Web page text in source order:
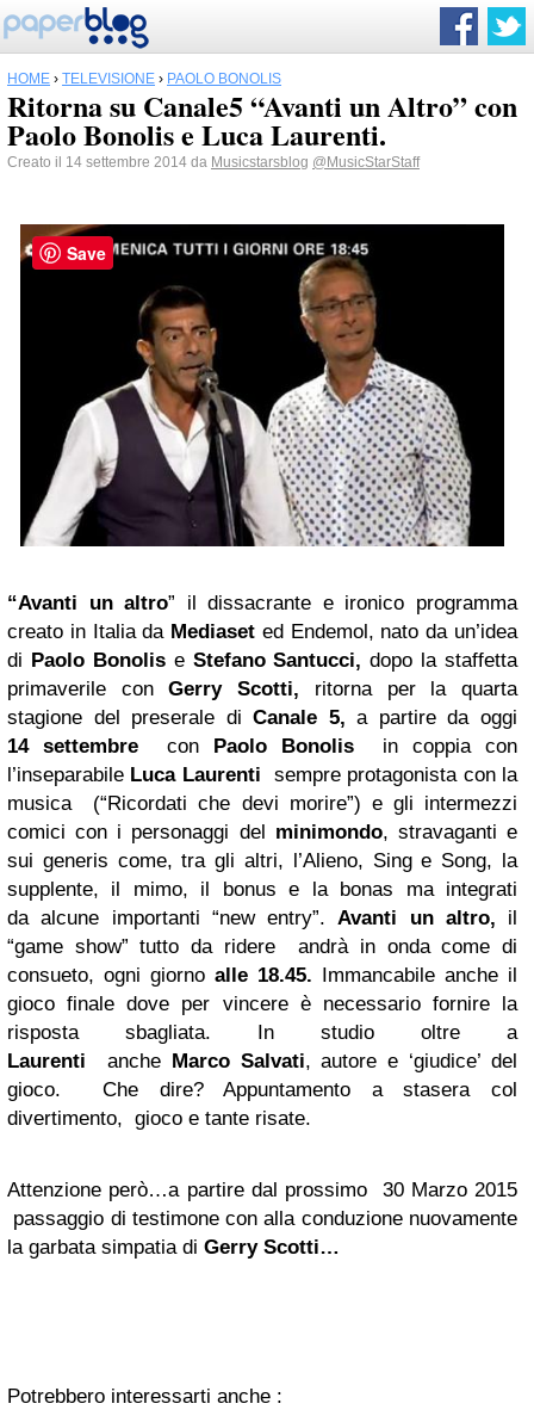
HOME › TELEVISIONE › PAOLO BONOLIS
Ritorna su Canale5 “Avanti un Altro” con
Paolo Bonolis e Luca Laurenti.
Creato il 14 settembre 2014 da Musicstarsblog @MusicStarStaff
“Avanti un altro” il dissacrante e ironico programma
creato in Italia da Mediaset ed Endemol, nato da un’idea
di Paolo Bonolise Stefano Santucci,dopo la staffetta
primaverile conGerry Scotti, ritorna per la quarta
stagione del preserale diCanale 5,a partire da oggi
14
settembre con Paolo Bonolis in coppia con
l’inseparabile Luca Laurenti sempre protagonista con la
musica (“Ricordati che devi morire”) e gli intermezzi
comici con i personaggi del minimondo, stravaganti e
sui generis come, tra gli altri, l’Alieno, Sing e Song, la
supplente, il mimo, il bonus e la bonas ma integrati
da alcune importanti “new entry”.Avanti un altro, il
“game show” tutto da ridere andrà in onda come di
consueto, ogni giorno alle 18.45. Immancabile anche il
gioco finale dove per vincere è necessario fornire la
risposta sbagliata. In studio oltre a
Laurenti anche Marco Salvati, autore e ‘giudice’ del
gioco. Che dire? Appuntamento a stasera col
divertimento, gioco e tante risate.
Attenzione però…a partire dal prossimo 30 Marzo 2015
passaggio di testimone con alla conduzione nuovamente
la garbata simpatia di Gerry Scotti…
Potrebbero interessarti anche :
Save